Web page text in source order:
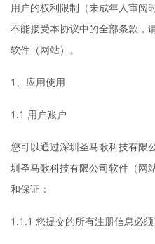
用户的权利限制（未成年人审阅
不能接受本协议中的全部条款，
软件（网站）。
1、应用使用
1.1 用户账户
您可以通过深圳圣马歌科技有限
圳圣马歌科技有限公司软件（网
和保证：
1.1.1 您提交的所有注册信息必须